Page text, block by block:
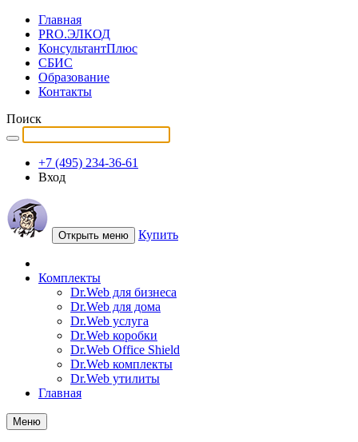
Главная
PRO.ЭЛКОД
КонсультантПлюс
СБИС
Образование
Контакты
Поиск
+7 (495) 234-36-61
Вход
Открыть меню Купить
Комплекты
Dr.Web для бизнеса
Dr.Web для дома
Dr.Web услуга
Dr.Web коробки
Dr.Web Office Shield
Dr.Web комплекты
Dr.Web утилиты
Главная
Меню